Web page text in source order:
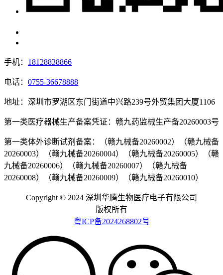
手机： 18128838866
电话： 0755-36678888
地址：深圳市罗湖区东门街道中兴路239号外贸集团大厦1106
第一类医疗器械生产备案凭证：赣九药监械生产备20260003号
第一类体外诊断试剂备案：（赣九械备20260002）（赣九械备
20260003）（赣九械备20260004）（赣九械备20260005）（赣
九械备20260006）（赣九械备20260007）（赣九械备
20260008）（赣九械备20260009）（赣九械备20260010）
Copyright © 2024 深圳华腾生物医疗电子有限公司
版权所有
粤ICP备2024268802号